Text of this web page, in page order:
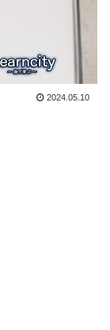
2024.05.10